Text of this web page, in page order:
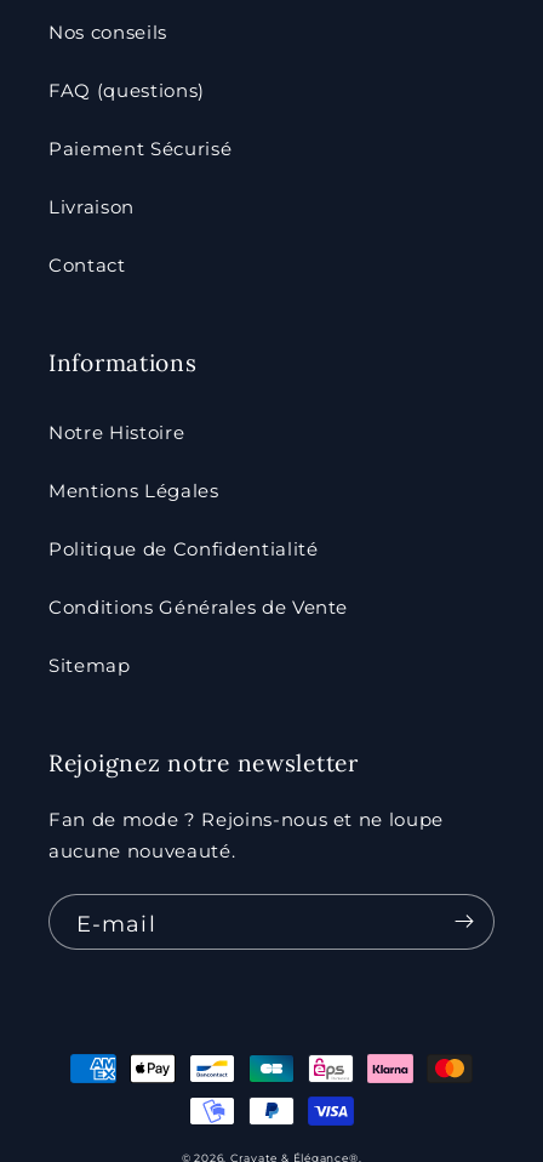
Nos conseils
FAQ (questions)
Paiement Sécurisé
Livraison
Contact
Informations
Notre Histoire
Mentions Légales
Politique de Confidentialité
Conditions Générales de Vente
Sitemap
Rejoignez notre newsletter
Fan de mode ? Rejoins-nous et ne loupe
aucune nouveauté.
E-mail
Moyens
de
© 2026, Cravate & Élégance®.